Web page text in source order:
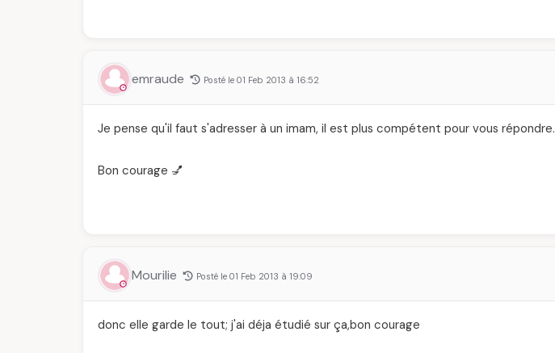
emraude Posté le 01 Feb 2013 à 16:52
Je pense qu'il faut s'adresser à un imam, il est plus compétent pour vous répondre.
Bon courage 💅
Mourilie Posté le 01 Feb 2013 à 19:09
donc elle garde le tout; j'ai déja étudié sur ça,bon courage